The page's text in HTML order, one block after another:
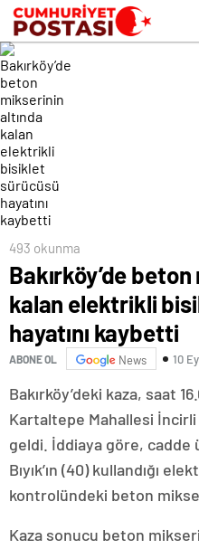
493 okunma
Bakırköy’de
kalan elektrikli
hayatını kaybetti
ABONE OL News 10
Bakırköy’deki kaza, saat
Kartaltepe Mahallesi
geldi. İddiaya göre, cadde
Bıyık’ın (40) kullandığı
kontrolündeki beton
Kaza sonucu beton